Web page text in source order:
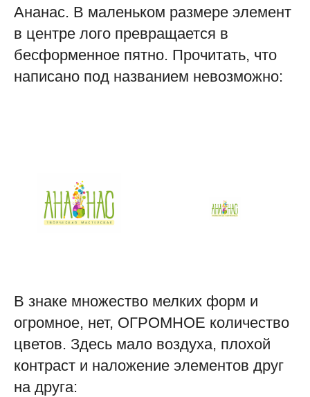
Ананас. В маленьком размере элемент
в центре лого превращается в
бесформенное пятно. Прочитать, что
написано под названием невозможно:
В знаке множество мелких форм и
огромное, нет, ОГРОМНОЕ количество
цветов. Здесь мало воздуха, плохой
контраст и наложение элементов друг
на друга: